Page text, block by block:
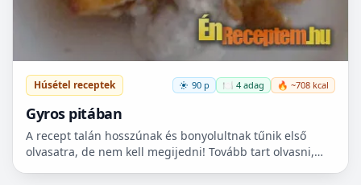
Húsétel receptek 90 p 🍽️ 4 adag 🔥 ~708 kcal
Gyros pitában
A recept talán hosszúnak és bonyolultnak tűnik első
olvasatra, de nem kell megijedni! Tovább tart olvasni,